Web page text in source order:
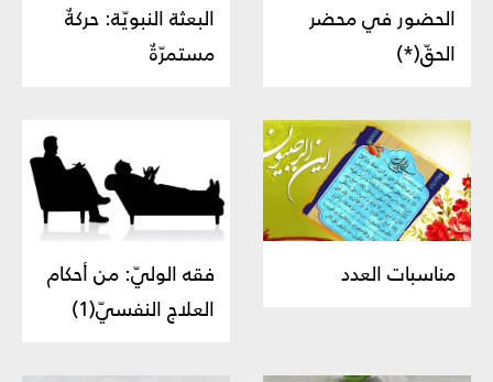
الحضور في محضر
الحقّ(*)
البعثة النبويّة: حركةٌ
مستمرّةٌ
مناسبات العدد
فقه الوليّ: من أحكام
العلاج النفسيّ(1)